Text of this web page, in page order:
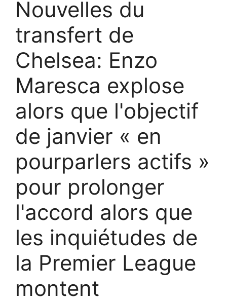
Nouvelles du
transfert de
Chelsea: Enzo
Maresca explose
alors que l'objectif
de janvier « en
pourparlers actifs »
pour prolonger
l'accord alors que
les inquiétudes de
la Premier League
montent